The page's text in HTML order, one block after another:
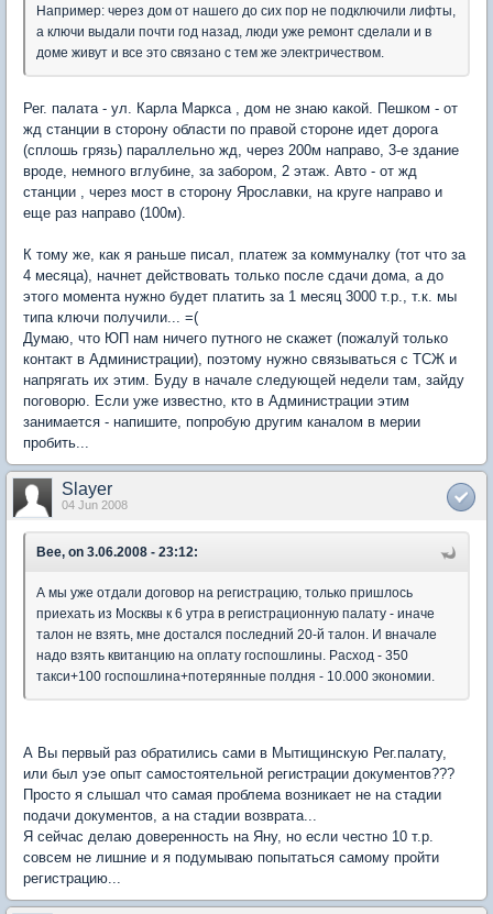
Например: через дом от нашего до сих пор не подключили лифты,
а ключи выдали почти год назад, люди уже ремонт сделали и в
доме живут и все это связано с тем же электричеством.
Рег. палата - ул. Карла Маркса , дом не знаю какой. Пешком - от
жд станции в сторону области по правой стороне идет дорога
(сплошь грязь) параллельно жд, через 200м направо, 3-е здание
вроде, немного вглубине, за забором, 2 этаж. Авто - от жд
станции , через мост в сторону Ярославки, на круге направо и
еще раз направо (100м).
К тому же, как я раньше писал, платеж за коммуналку (тот что за
4 месяца), начнет действовать только после сдачи дома, а до
этого момента нужно будет платить за 1 месяц 3000 т.р., т.к. мы
типа ключи получили... =(
Думаю, что ЮП нам ничего путного не скажет (пожалуй только
контакт в Администрации), поэтому нужно связываться с ТСЖ и
напрягать их этим. Буду в начале следующей недели там, зайду
поговорю. Если уже известно, кто в Администрации этим
занимается - напишите, попробую другим каналом в мерии
пробить...
Slayer
04 Jun 2008
Bee, on 3.06.2008 - 23:12:
А мы уже отдали договор на регистрацию, только пришлось
приехать из Москвы к 6 утра в регистрационную палату - иначе
талон не взять, мне достался последний 20-й талон. И вначале
надо взять квитанцию на оплату госпошлины. Расход - 350
такси+100 госпошлина+потерянные полдня - 10.000 экономии.
А Вы первый раз обратились сами в Мытищинскую Рег.палату,
или был уэе опыт самостоятельной регистрации документов???
Просто я слышал что самая проблема возникает не на стадии
подачи документов, а на стадии возврата...
Я сейчас делаю доверенность на Яну, но если честно 10 т.р.
совсем не лишние и я подумываю попытаться самому пройти
регистрацию...